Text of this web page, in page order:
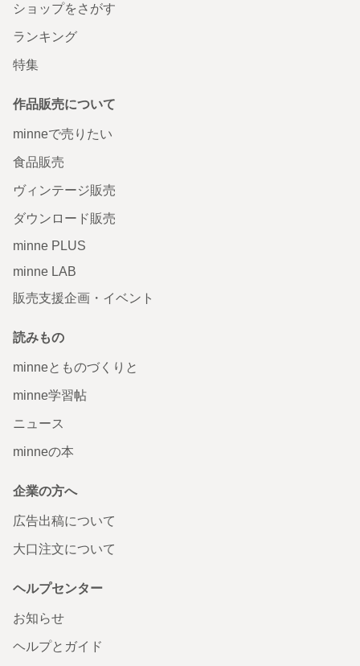
ショップをさがす
ランキング
特集
作品販売について
minneで売りたい
食品販売
ヴィンテージ販売
ダウンロード販売
minne PLUS
minne LAB
販売支援企画・イベント
読みもの
minneとものづくりと
minne学習帖
ニュース
minneの本
企業の方へ
広告出稿について
大口注文について
ヘルプセンター
お知らせ
ヘルプとガイド